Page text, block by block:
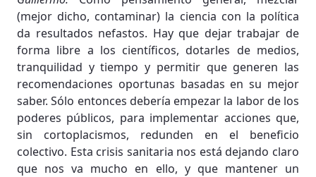
(mejor dicho, contaminar) la ciencia con la política
da resultados nefastos. Hay que dejar trabajar de
forma libre a los científicos, dotarles de medios,
tranquilidad y tiempo y permitir que generen las
recomendaciones oportunas basadas en su mejor
saber. Sólo entonces debería empezar la labor de los
poderes públicos, para implementar acciones que,
sin cortoplacismos, redunden en el beneficio
colectivo. Esta crisis sanitaria nos está dejando claro
que nos va mucho en ello, y que mantener un